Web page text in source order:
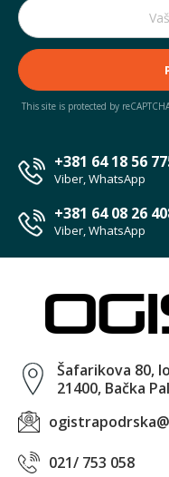
This site is protected by
+381 64 18 56
Viber, WhatsApp
+381 64 08 26
Viber, WhatsApp
Šafarikova 80,
21400, Bačka
021/ 753 058